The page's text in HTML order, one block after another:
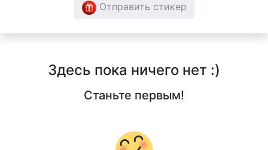
Отправить стикер
Здесь пока ничего нет :)
Станьте первым!